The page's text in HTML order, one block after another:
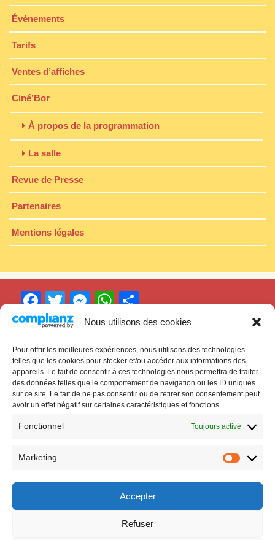
Nous utilisons des cookies
Pour offrir les meilleures expériences, nous utilisons des technologies
telles que les cookies pour stocker et/ou accéder aux informations des
appareils. Le fait de consentir à ces technologies nous permettra de traiter
des données telles que le comportement de navigation ou les ID uniques
sur ce site. Le fait de ne pas consentir ou de retirer son consentement peut
avoir un effet négatif sur certaines caractéristiques et fonctions.
Fonctionnel Toujours activé
Marketing
Accepter
Refuser
Événements
Tarifs
Ventes d’affiches
Ciné’Bor
À propos de la programmation
La salle
Revue de Presse
Partenaires
Mentions légales
F
a
e
b
o
o
T
w
er
M
e
s
e
n
W
h
s
A
p
P
ar
g
er
CinémaCiné’Bor
À Villefranche-de-Lauragais
Mentions légales